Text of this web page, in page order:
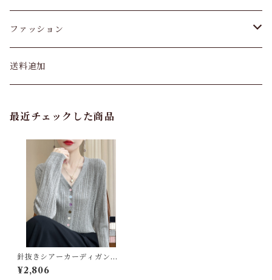
ファッション
パンツ&スカート
バッグ
カーディガン
パンプス・サンダル
ワンピース・セットアップ
送料追加
最近チェックした商品
針抜きシアーカーディガン透
かし編みニット
¥2,806